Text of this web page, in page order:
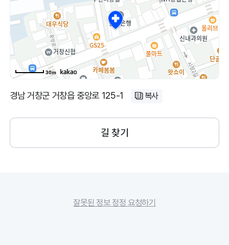
30m
경남 거창군 거창읍 중앙로 125-1 복사
길 찾기
잘못된 정보 정정 요청하기